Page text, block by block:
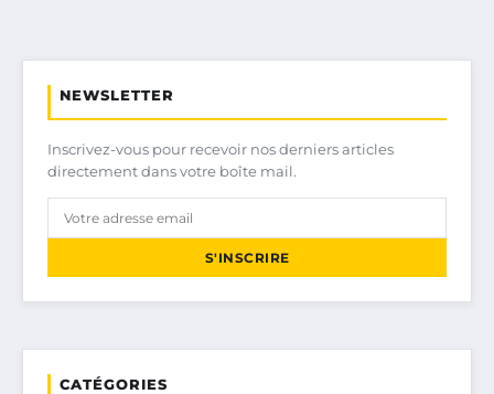
NEWSLETTER
Inscrivez-vous pour recevoir nos derniers articles
directement dans votre boîte mail.
S'INSCRIRE
CATÉGORIES